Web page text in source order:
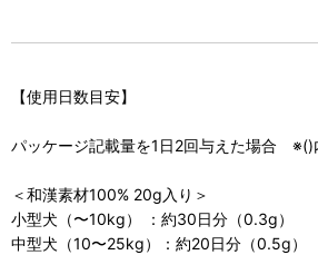
【使用日数目安】
パッケージ記載量を1日2回与えた場合 ※()
＜和漢素材100% 20g入り＞
小型犬（〜10kg） ：約30日分（0.3g）
中型犬（10〜25kg）：約20日分（0.5g）